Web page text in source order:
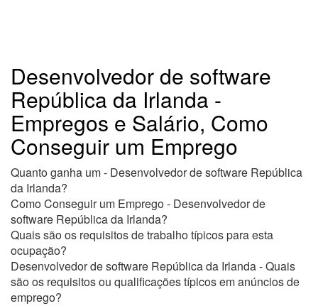
Desenvolvedor de software
República da Irlanda -
Empregos e Salário, Como
Conseguir um Emprego
Quanto ganha um - Desenvolvedor de software República
da Irlanda?
Como Conseguir um Emprego - Desenvolvedor de
software República da Irlanda?
Quais são os requisitos de trabalho típicos para esta
ocupação?
Desenvolvedor de software República da Irlanda - Quais
são os requisitos ou qualificações típicos em anúncios de
emprego?